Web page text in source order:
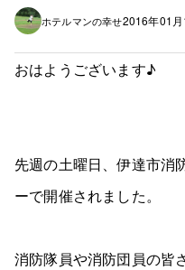
ホテルマンの幸せ2016年01月
おはようございます♪
先週の土曜日、伊達市消
ーで開催されました。
消防隊員や消防団員の皆